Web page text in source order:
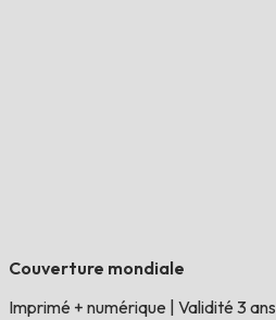
Couverture mondiale
Imprimé + numérique Validité 3 ans